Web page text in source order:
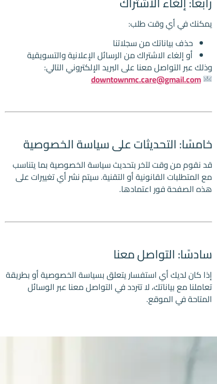
يمكنك في أي وقت طلب:
حذف بياناتك من سجلاتنا
أو إلغاء الاشتراك من الرسائل الإعلانية والتسويقية
وذلك عبر التواصل معنا على البريد الإلكتروني التالي:
downtownmc.care@gmail.com
خامسًا: التحديثات على سياسة الخصوصية
قد نقوم من وقت لآخر بتحديث سياسة الخصوصية بما يتناسب
مع المتطلبات القانونية أو التقنية. سيتم نشر أي تغييرات على
هذه الصفحة فور اعتمادها.
سادسًا: التواصل معنا
إذا كان لديك أي استفسار يتعلق بسياسة الخصوصية أو بطريقة
تعاملنا مع بياناتك، لا تتردد في التواصل معنا عبر الوسائل
المتاحة في الموقع.